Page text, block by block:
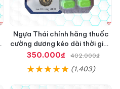
Ngựa Thái chính hãng thuốc
cường dương kéo dài thời gian
cho Nam hộp 10 viên
350.000₫ 402.000₫
(1,403)